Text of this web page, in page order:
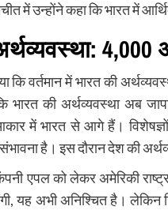
में उन्होंने कहा कि भारत में
4,000
कि वर्तमान में भारत की
भारत की अर्थव्यवस्था अब
में भारत से आगे हैं। विशेषज्ञों
है। इस दौरान देश की
एपल को लेकर अमेरिकी
यह अभी अनिश्चित है। लेकिन